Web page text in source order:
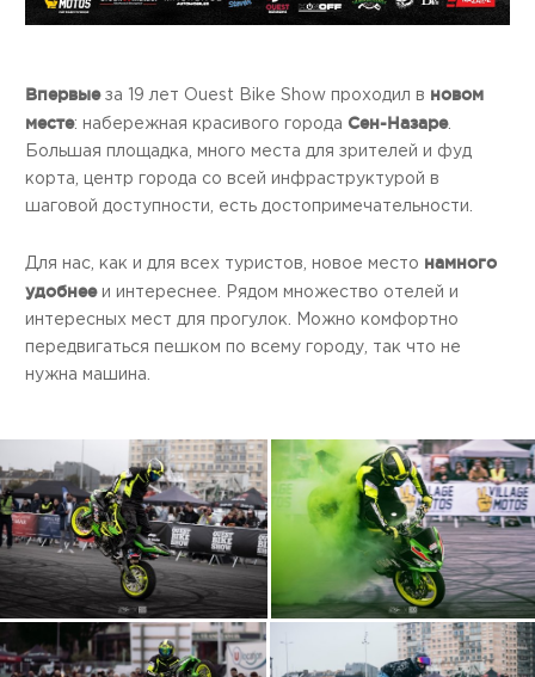
Впервыеза 19 лет Ouest Bike Show проходил в новом
месте: набережная красивого города Сен-Назаре.
Большая площадка, много места для зрителей и фуд
корта, центр города со всей инфраструктурой в
шаговой доступности, есть достопримечательности.
Для нас, как и для всех туристов, новое место намного
удобнееи интереснее. Рядом множество отелей и
интересных мест для прогулок. Можно комфортно
передвигаться пешком по всему городу, так что не
нужна машина.